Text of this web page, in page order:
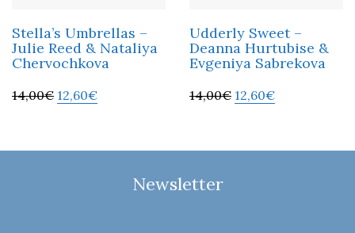
Stella’s Umbrellas –
Julie Reed & Nataliya
Chervochkova
14,00€ 12,60€
Udderly Sweet –
Deanna Hurtubise &
Evgeniya Sabrekova
14,00€ 12,60€
Newsletter